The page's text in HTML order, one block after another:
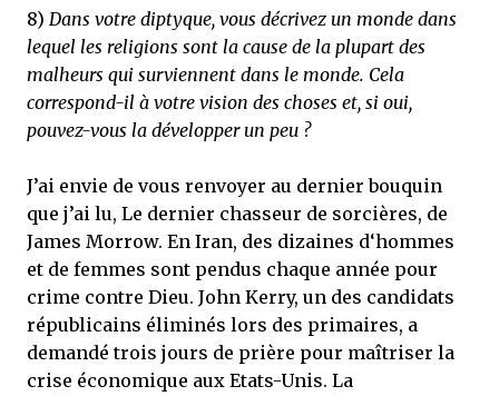
8) Dans votre diptyque, vous décrivez un monde dans
lequel les religions sont la cause de la plupart des
malheurs qui surviennent dans le monde. Cela
correspond-il à votre vision des choses et, si oui,
pouvez-vous la développer un peu ?
J’ai envie de vous renvoyer au dernier bouquin
que j’ai lu, Le dernier chasseur de sorcières, de
James Morrow. En Iran, des dizaines d‘hommes
et de femmes sont pendus chaque année pour
crime contre Dieu. John Kerry, un des candidats
républicains éliminés lors des primaires, a
demandé trois jours de prière pour maîtriser la
crise économique aux Etats-Unis. La